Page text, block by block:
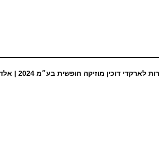
לארקדי דוכין מוזיקה חופשית בע״מ 2024 |